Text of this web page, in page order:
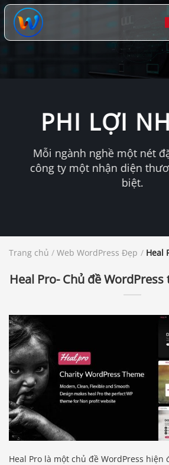
Chuyển
đến
dung
PHI LỢI
Mỗi ngành nghề một nét
công ty một nhận diện
biệt.
Trang chủ / Web WordPress Đẹp / Heal
Heal Pro- Chủ đề
Heal Pro là một chủ đề WordPress hiện